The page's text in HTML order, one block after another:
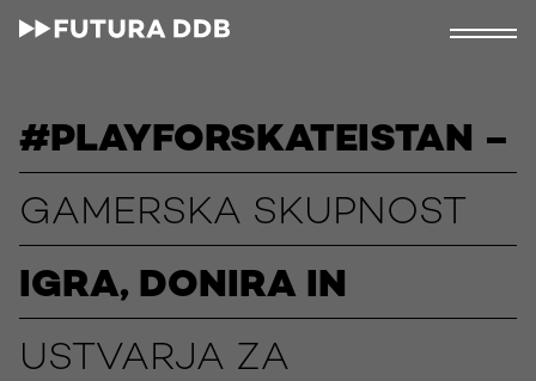
#PLAYFORSKATEISTAN –
GAMERSKA SKUPNOST
IGRA, DONIRA IN
USTVARJA ZA